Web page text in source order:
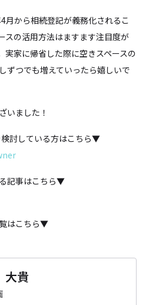
月から相続登記が義務化されるこ
スの活用方法はますます注目度が
実家に帰省した際に空きスペースの
ずつでも増えていったら嬉しいで
いました！
討している方はこちら▼
記事はこちら▼
はこちら▼
貴